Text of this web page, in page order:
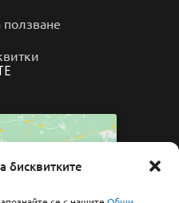
бисквитките
cookies and enable